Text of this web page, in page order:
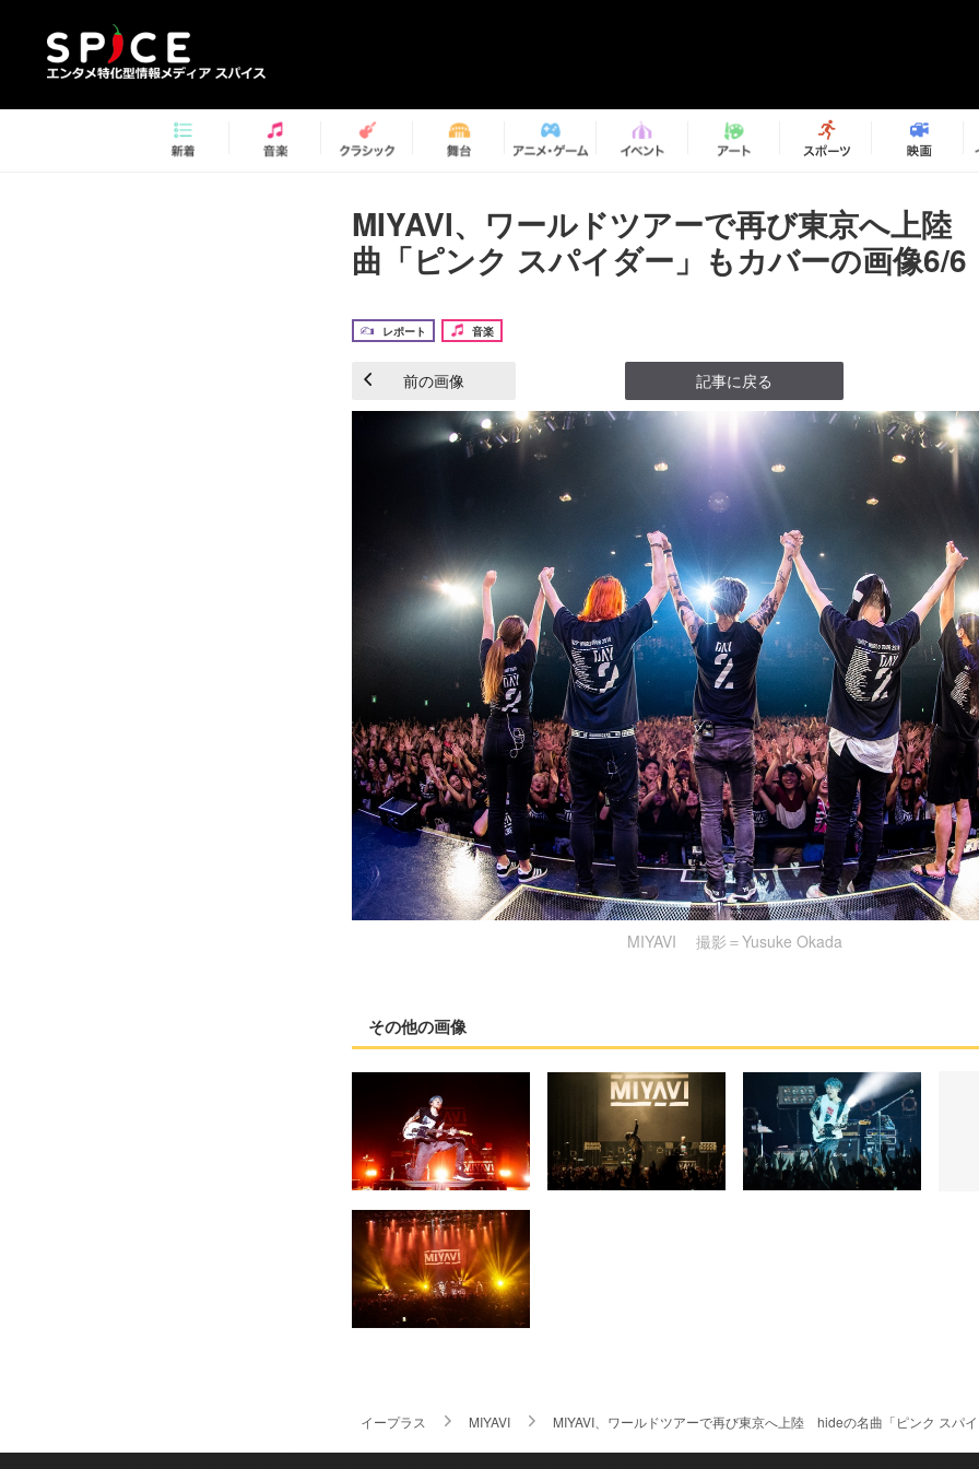
MIYAVI、ワールドツアーで再び東京へ上
曲「ピンク スパイダー」もカバーの画像6/6
レポート 音楽
前の画像 記事に戻る
MIYAVI 撮影＝Yusuke Okada
その他の画像
イープラス MIYAVI MIYAVI、ワールドツアーで再び東京へ上陸 hideの名曲「ピンク スパ